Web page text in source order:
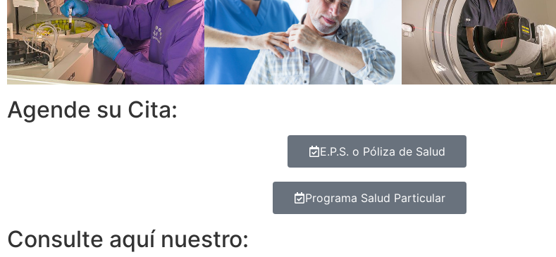
Agende su Cita:
E.P.S. o Póliza de Salud
Programa Salud Particular
Consulte aquí nuestro: